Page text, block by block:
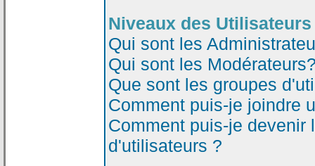
Niveaux des
Qui sont les
Qui sont les
Que sont les groupes
Comment puis-je joindre
Comment puis-je devenir
d'utilisateurs ?